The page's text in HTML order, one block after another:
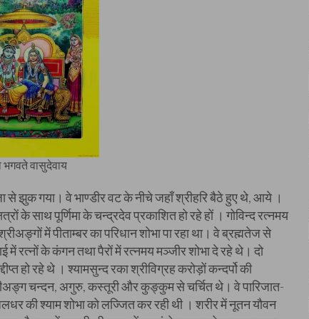
वासुदेवाय
झुक गया। वे भाण्डीर वट के नीचे जहाँ श्रीहरि बैठे हुए थे, आये ।
के साथ पूर्णिमा के चन्द्रदेव प्रकाशित हो रहे हों । गोविन्द रत्नमय
में पीताम्बर का परिधान शोभा पा रहा था। वे ब्रह्मतेज से
रत्नों के कंगन तथा पैरों में रत्नमय मञ्जीर शोभा दे रहे थे। दो
हो रहे थे । श्यामसुन्द रका श्रीविग्रह करोड़ों कन्दर्पो की
चन्दन, अगुरु, कस्तूरी और कुङ्कुम से चर्चित थे। वे पारिजात-
की श्याम शोभा को लज्जित कर रही थी । शरीर में नूतन यौवन